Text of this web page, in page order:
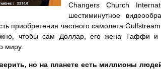
Changers Church
шестиминутное
приобретения частного самолета
чтобы сам Доллар, его жена Таффи и
миру.
но на планете есть миллионы